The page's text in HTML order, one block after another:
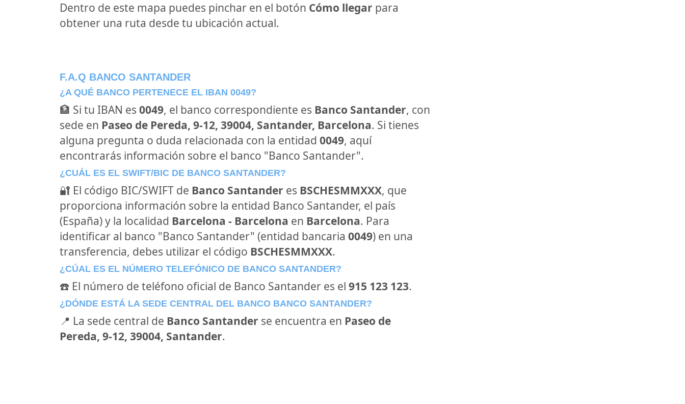
Dentro de este mapa puedes pinchar en el botón Cómo llegar para
obtener una ruta desde tu ubicación actual.
F.A.Q BANCO SANTANDER
¿A QUÉ BANCO PERTENECE EL IBAN 0049?
🏦 Si tu IBAN es 0049, el banco correspondiente es Banco Santander, con
sede en Paseo de Pereda, 9-12, 39004, Santander, Barcelona. Si tienes
alguna pregunta o duda relacionada con la entidad 0049, aquí
encontrarás información sobre el banco "Banco Santander".
¿CUÁL ES EL SWIFT/BIC DE BANCO SANTANDER?
🔐 El código BIC/SWIFT de Banco Santander es BSCHESMMXXX, que
proporciona información sobre la entidad Banco Santander, el país
(España) y la localidad Barcelona - Barcelona en Barcelona. Para
identificar al banco "Banco Santander" (entidad bancaria 0049) en una
transferencia, debes utilizar el código BSCHESMMXXX.
¿CÚAL ES EL NÚMERO TELEFÓNICO DE BANCO SANTANDER?
☎️ El número de teléfono oficial de Banco Santander es el 915 123 123.
¿DÓNDE ESTÁ LA SEDE CENTRAL DEL BANCO BANCO SANTANDER?
📍 La sede central de Banco Santander se encuentra en Paseo de
Pereda, 9-12, 39004, Santander.